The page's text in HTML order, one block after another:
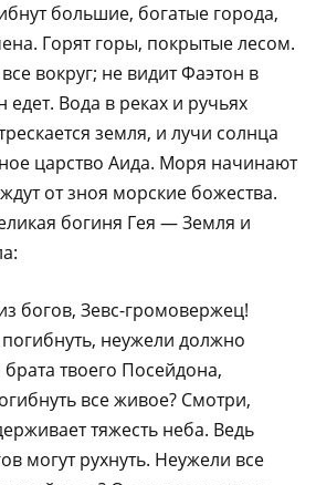
большие, богатые города,
Горят горы, покрытые лесом.
вокруг; не видит Фаэтон в
едет. Вода в реках и ручьях
земля, и лучи солнца
царство Аида. Моря начинают
от зноя морские божества.
богиня Гея — Земля и
богов, Зевс-громовержец!
неужели должно
твоего Посейдона,
все живое? Смотри,
тяжесть неба. Ведь
могут рухнуть. Неужели все